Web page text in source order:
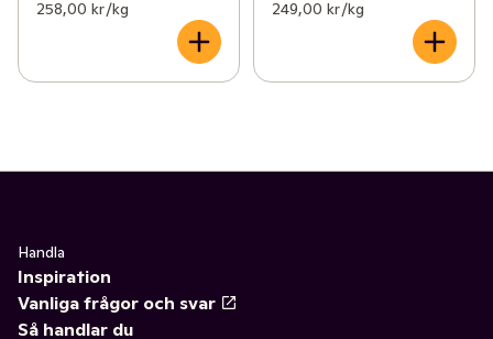
258,00 kr /kg 249,00 kr /kg
Handla
Inspiration
Vanliga frågor och svar
Så handlar du